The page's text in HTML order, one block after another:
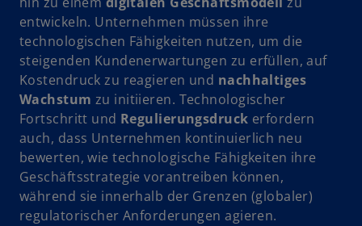
t
e
o
entwickeln. Unternehmen müssen ihre
technologischen Fähigkeiten nutzen, um die
steigenden Kundenerwartungen zu erfüllen, auf
Kostendruck zu reagieren und nachhaltiges
Wachstum zu initiieren. Technologischer
Fortschritt und Regulierungsdruck erfordern
auch, dass Unternehmen kontinuierlich neu
bewerten, wie technologische Fähigkeiten ihre
Geschäftsstrategie vorantreiben können,
während sie innerhalb der Grenzen (globaler)
regulatorischer Anforderungen agieren.